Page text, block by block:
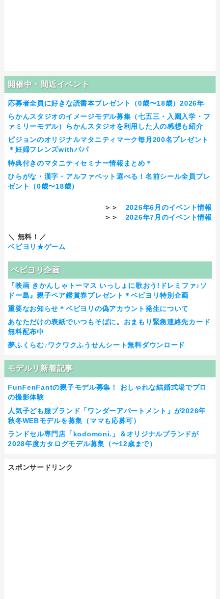
開催中・間近イベント
応募者全員に好きな読書本プレゼント（0歳〜18歳）2026年
らかんスタジオのイメージモデル募集（七五三・入園入学・フ
ァミリーモデル）らかんスタジオを利用した人の感想も紹介
ピジョンのオリジナルマタニティマーク毎月200名プレゼント
＊妊婦フレンズwithパパ
特典付きのマタニティセミナー情報まとめ＊
ひらがな・漢字・アルファベット選べる！名前シール全員プレ
ゼント（0歳〜18歳）
＞＞ 2026年6月のイベント情報
＞＞ 2026年7月のイベント情報
＼ 無料！／
ベビヨリ★ゲーム
ベビヨリ企画
『映画 きかんしゃトーマス いっしょに歌おう!ドレミファ♪ソ
ドー島』親子ペア鑑賞券プレゼント＊ベビヨリ特別企画
重要なお知らせ＊ベビヨリの偽アカウント発生について
あなただけの表紙でいつもそばに。おまもり緊急連絡先カード
無料配布中
夢ふくらむ♪ワクワクふうせんシート無料ダウンロード
モデルリ新着記事
FunFenFantの親子モデル募集！ おしゃれな結婚式場でプロ
の撮影体験
人気子ども服ブランド「ワンダーアパートメント」が2026年
秋冬WEBモデルを募集（ママも応募可）
ランドセル専門店「kodomoni.」＆オリジナルブランドが
2028年度カタログモデル募集（〜12歳まで）
スポンサードリンク